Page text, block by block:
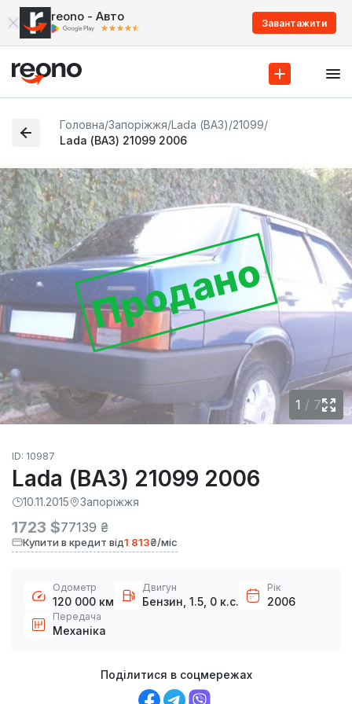
reono - Авто Завантажити
Головна/Запоріжжя/Lada (ВАЗ)/21099/
Lada (ВАЗ) 21099 2006
Продано
1 / 7
ID: 10987
Lada (ВАЗ) 21099 2006
10.11.2015 Запоріжжя
1723 $77139 ₴
Купити в кредит від1 813₴/міс
Одометр
120 000 км
Двигун
Бензин, 1.5, 0 к.с.
Рік
2006
Передача
Механіка
Поділитися в соцмережах